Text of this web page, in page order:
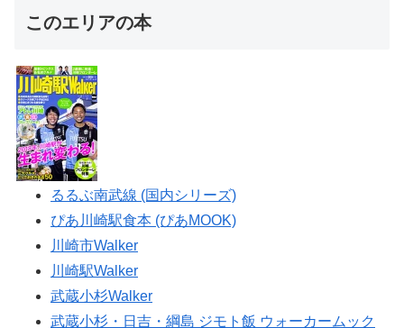
このエリアの本
るるぶ南武線 (国内シリーズ)
ぴあ川崎駅食本 (ぴあMOOK)
川崎市Walker
川崎駅Walker
武蔵小杉Walker
武蔵小杉・日吉・綱島 ジモト飯 ウォーカームック